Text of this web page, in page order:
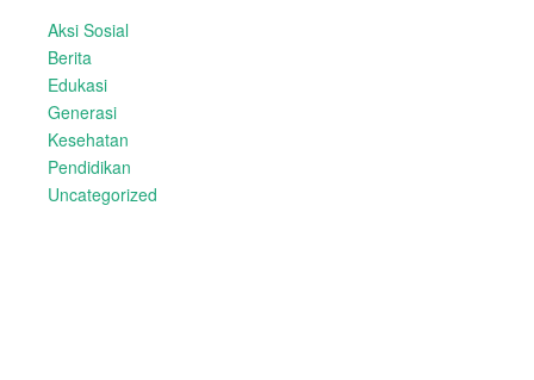
Aksi Sosial
Berita
Edukasi
Generasi
Kesehatan
Pendidikan
Uncategorized